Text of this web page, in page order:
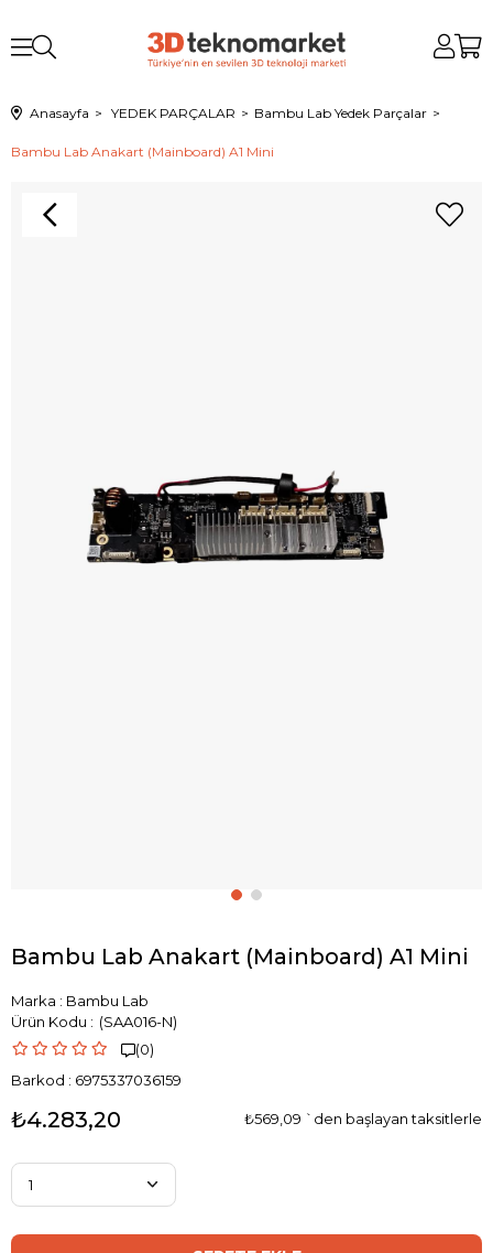
Anasayfa YEDEK PARÇALAR Bambu Lab Yedek Parçalar
Bambu Lab Anakart (Mainboard) A1 Mini
Bambu Lab Anakart (Mainboard) A1 Mini
Marka : Bambu Lab
(SAA016-N)
(0)
Barkod : 6975337036159
₺4.283,20 ₺569,09 `den başlayan taksitlerle